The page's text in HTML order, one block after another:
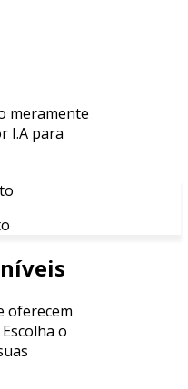
meramente
I.A para
oferecem
Escolha o